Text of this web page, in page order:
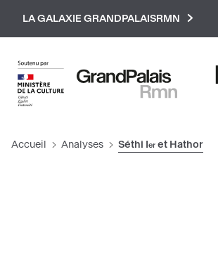
LA GALAXIE GRANDPALAISRMN
Accueil Analyses Séthi Ier et Hathor